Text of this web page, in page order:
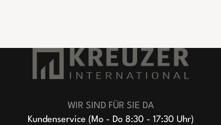
WIR SIND FÜR SIE DA
Kundenservice (Mo - Do 8:30 - 17:30 Uhr)